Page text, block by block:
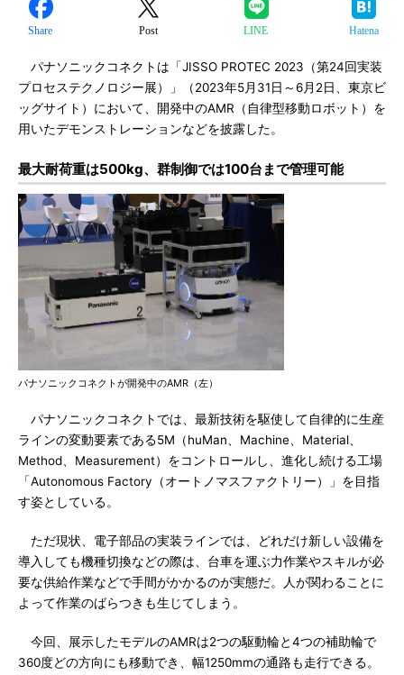
Share Post LINE Hatena
パナソニックコネクトは「JISSO PROTEC 2023（第24回実装
プロセステクノロジー展）」（2023年5月31日～6月2日、東京ビ
ッグサイト）において、開発中のAMR（自律型移動ロボット）を
用いたデモンストレーションなどを披露した。
最大耐荷重は500kg、群制御では100台まで管理可能
パナソニックコネクトが開発中のAMR（左）
パナソニックコネクトでは、最新技術を駆使して自律的に生産
ラインの変動要素である5M（huMan、Machine、Material、
Method、Measurement）をコントロールし、進化し続ける工場
「Autonomous Factory（オートノマスファクトリー）」を目指
す姿としている。
ただ現状、電子部品の実装ラインでは、どれだけ新しい設備を
導入しても機種切換などの際は、台車を運ぶ力作業やスキルが必
要な供給作業などで手間がかかるのが実態だ。人が関わることに
よって作業のばらつきも生じてしまう。
今回、展示したモデルのAMRは2つの駆動輪と4つの補助輪で
360度どの方向にも移動でき、幅1250mmの通路も走行できる。